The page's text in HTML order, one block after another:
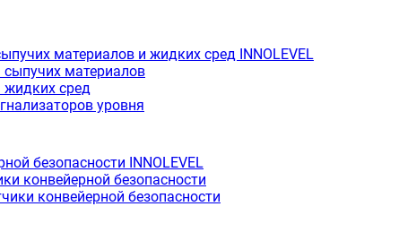
материалов и жидких сред INNOLEVEL
материалов
жидких сред
уровня
безопасности INNOLEVEL
конвейерной безопасности
конвейерной безопасности